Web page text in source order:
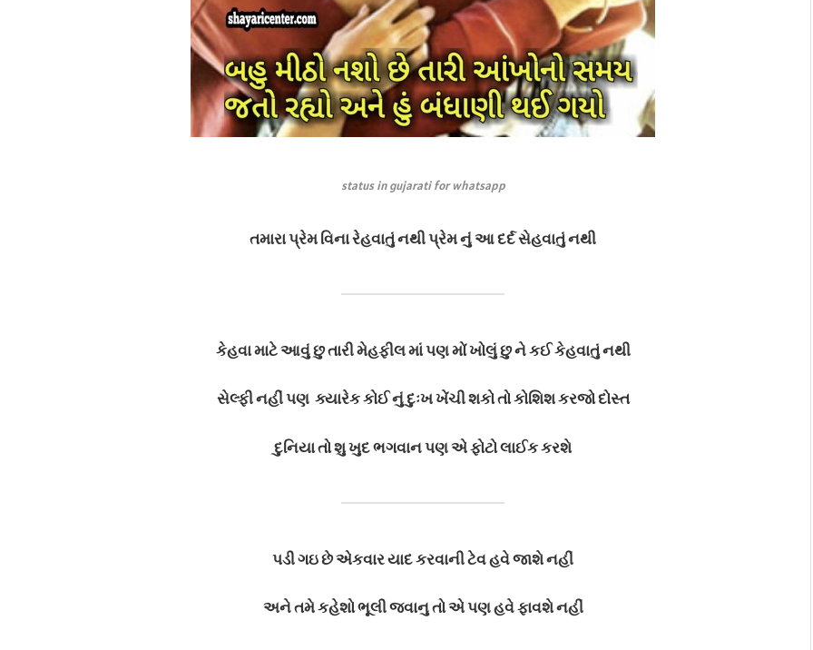
status in gujarati for whatsapp
તમારા પ્રેમ વિના રેહવાતું નથીપ્રેમ નું આ દર્દ સેહવાતું નથી
કેહવા માટે આવું છુ તારી મેહફીલ માં પણ મોં ખોલું છુ ને કઈ કેહવાતું નથી
સેલ્ફી નહીં પણ ક્યારેક કોઈ નું દુઃખ ખેંચી શકો તો કોશિશ કરજો દોસ્ત
દુનિયા તો શુ ખુદ ભગવાન પણ એ ફોટો લાઈક કરશે
પડી ગઇ છે એકવાર યાદ કરવાની ટેવ હવે જાશે નહીં
અને તમે કહેશો ભૂલી જવાનુ તો એ પણ હવે ફાવશે નહીં